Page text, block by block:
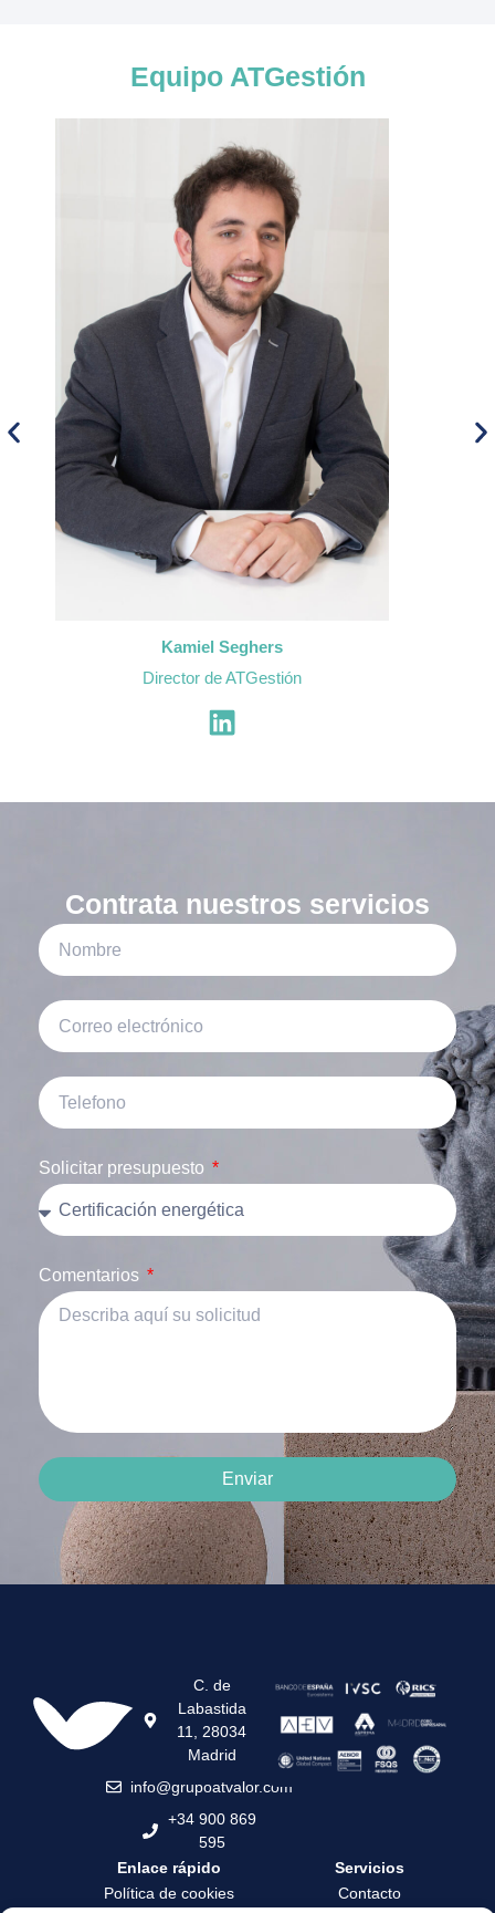
Equipo ATGestión
Jose Luis Castillo
Director Técnico
Contrata nuestros servicios
Solicitar presupuesto
Comentarios
Enviar
C. de
Labastida
11, 28034
Madrid
info@grupoatvalor.com
+34 900 869
595
Servicios
Contacto
Enlace rápido
Política de cookies